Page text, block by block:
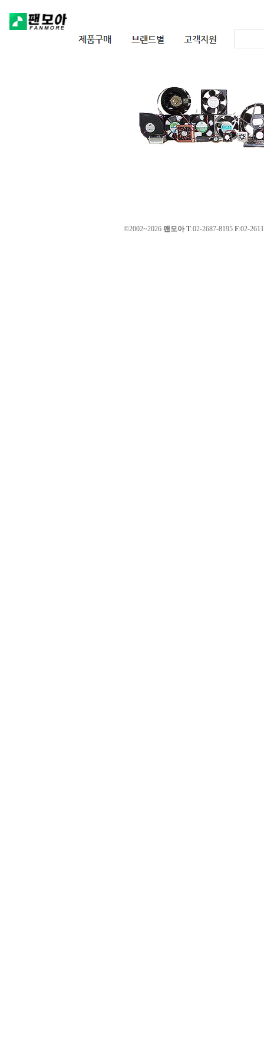
©2002~2026 팬모아 T:02-2687-8195 F:02-